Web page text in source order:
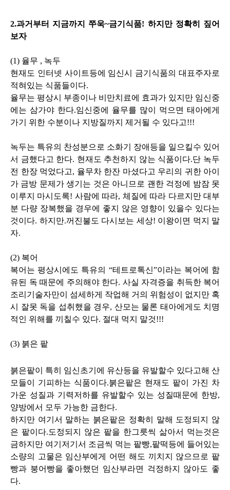
2.과거부터 지금까지 쭈욱~금기식품! 하지만 정확히 짚어
보자
(1) 율무 , 녹두
현재도 인터넷 사이트등에 임신시 금기식품의 대표주자로
적혀있는 식품들이다.
율무는 평상시 부종이나 비만치료에 효과가 있지만 임신중
에는 삼가야 한다.임신중에 율무를 많이 먹으면 태아에게
가기 위한 수분이나 지방질까지 제거될 수 있다고!!!
녹두는 특유의 찬성분으로 소화기 장애등을 일으킬수 있어
서 금했다고 한다. 현재도 추천하지 않는 식품이다.단 녹두
전 한장 먹었다고, 율무차 한잔 마셨다고 우리의 귀한 아이
가 금방 문제가 생기는 것은 아니므로 괜한 걱정에 밤잠 못
이루지 마시도록! 사람에 따라, 체질에 따라 다르지만 대부
분 다량 장복했을 경우에 좋지 않은 영향이 있을수 있다는
것이다. 하지만.꺼진불도 다시보는 세상! 이왕이면 먹지 말
자.
(2) 복어
복어는 평상시에도 특유의 “테트로톡신”이라는 복어에 함
유된 독 때문에 주의해야 한다. 사실 자격증을 취득한 복어
조리기술자만이 섬세하게 작업해 거의 위험성이 없지만 혹
시 잘못 독을 섭취했을 경우, 산모는 물론 태아에게도 치명
적인 위해를 끼칠수 있다. 절대 먹지 말것!!!
(3) 붉은 팥
붉은팥이 특히 임신초기에 유산등을 유발할수 있다고해 산
모들이 기피하는 식품이다.붉은팥은 현재도 팥이 가진 차
가운 성질과 기력저하를 유발할수 있는 성질때문에 한방,
양방에서 모두 가능한 금한다.
하지만 여기서 말하는 붉은팥은 정확히 말해 도정되지 않
은 팥이다.도정되지 않은 팥을 한그릇씩 삶아서 먹는것은
금하지만 여기저기서 조금씩 먹는 팥빵,팥떡등에 들어있는
소량의 고물은 임산부에게 어떤 해도 끼치지 않으므로 팥
빵과 붕어빵을 좋아했던 임산부라면 걱정하지 않아도 좋
다.